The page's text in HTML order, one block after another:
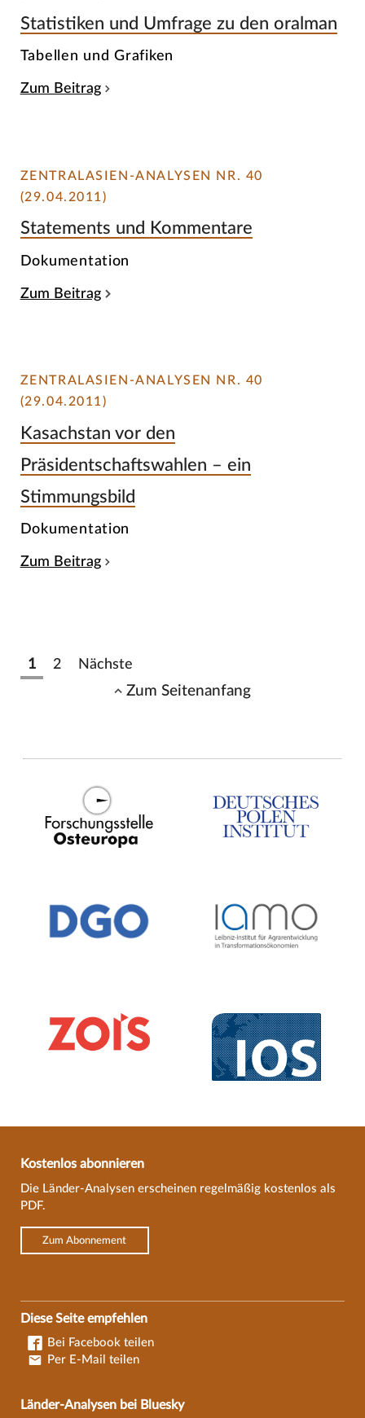
Statistiken und Umfrage zu den oralman
Tabellen und Grafiken
Zum Beitrag
ZENTRALASIEN-ANALYSEN NR. 40
(29.04.2011)
Statements und Kommentare
Dokumentation
Zum Beitrag
ZENTRALASIEN-ANALYSEN NR. 40
(29.04.2011)
Kasachstan vor den
Präsidentschaftswahlen – ein
Stimmungsbild
Dokumentation
Zum Beitrag
1 2 Nächste
Zum Seitenanfang
Kostenlos abonnieren
Die Länder-Analysen erscheinen regelmäßig kostenlos als
PDF.
Zum Abonnement
Diese Seite empfehlen
Bei Facebook teilen
Per E-Mail teilen
Länder-Analysen bei Bluesky